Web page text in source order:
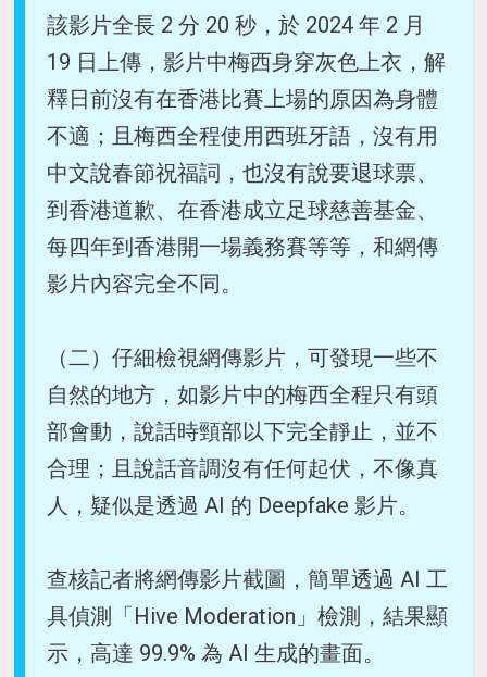
該影片全長 2 分 20 秒，於 2024 年 2 月
19 日上傳，影片中梅西身穿灰色上衣，解
釋日前沒有在香港比賽上場的原因為身體
不適；且梅西全程使用西班牙語，沒有用
中文說春節祝福詞，也沒有說要退球票、
到香港道歉、在香港成立足球慈善基金、
每四年到香港開一場義務賽等等，和網傳
影片內容完全不同。
（二）仔細檢視網傳影片，可發現一些不
自然的地方，如影片中的梅西全程只有頭
部會動，說話時頸部以下完全靜止，並不
合理；且說話音調沒有任何起伏，不像真
人，疑似是透過 AI 的 Deepfake 影片。
查核記者將網傳影片截圖，簡單透過 AI 工
具偵測「Hive Moderation」檢測，結果顯
示，高達 99.9% 為 AI 生成的畫面。